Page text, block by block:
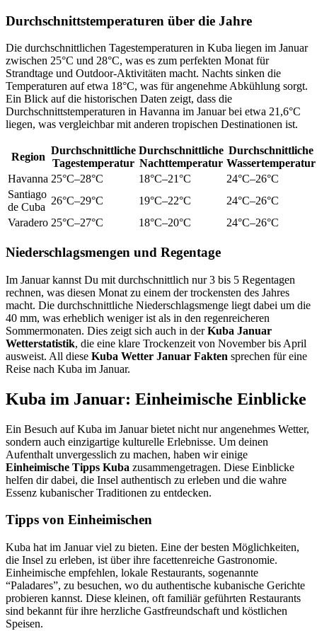
Durchschnittstemperaturen über die Jahre
Die durchschnittlichen Tagestemperaturen in Kuba liegen im Januar
zwischen 25°C und 28°C, was es zum perfekten Monat für
Strandtage und Outdoor-Aktivitäten macht. Nachts sinken die
Temperaturen auf etwa 18°C, was für angenehme Abkühlung sorgt.
Ein Blick auf die historischen Daten zeigt, dass die
Durchschnittstemperaturen in Havanna im Januar bei etwa 21,6°C
liegen, was vergleichbar mit anderen tropischen Destinationen ist.
Region
Durchschnittliche
Tagestemperatur
Durchschnittliche
Nachttemperatur
Durchschnittliche
Wassertemperatur
Havanna 25°C–28°C 18°C–21°C
24°C–26°C
Santiago
de Cuba
26°C–29°C 19°C–22°C
24°C–26°C
Varadero 25°C–27°C 18°C–20°C 24°C–26°C
Niederschlagsmengen und Regentage
Im Januar kannst Du mit durchschnittlich nur 3 bis 5 Regentagen
rechnen, was diesen Monat zu einem der trockensten des Jahres
macht. Die durchschnittliche Niederschlagsmenge liegt dabei um die
40 mm, was erheblich weniger ist als in den regenreicheren
Sommermonaten. Dies zeigt sich auch in derKuba Januar
Wetterstatistik, die eine klare Trockenzeit von November bis April
ausweist. All diese Kuba Wetter Januar Fakten sprechen für eine
Reise nach Kuba im Januar.
Kuba im Januar: Einheimische Einblicke
Ein Besuch auf Kuba im Januar bietet nicht nur angenehmes Wetter,
sondern auch einzigartige kulturelle Erlebnisse. Um deinen
Aufenthalt unvergesslich zu machen, haben wir einige
Einheimische Tipps Kuba zusammengetragen. Diese Einblicke
helfen dir dabei, die Insel authentisch zu erleben und die wahre
Essenz kubanischer Traditionen zu entdecken.
Tipps von Einheimischen
Kuba hat im Januar viel zu bieten. Eine der besten Möglichkeiten,
die Insel zu erleben, ist über ihre facettenreiche Gastronomie.
Einheimische empfehlen, lokale Restaurants, sogenannte
“Paladares”, zu besuchen, wo du authentische kubanische Gerichte
probieren kannst. Diese kleinen, oft familiär geführten Restaurants
sind bekannt für ihre herzliche Gastfreundschaft und köstlichen
Speisen.